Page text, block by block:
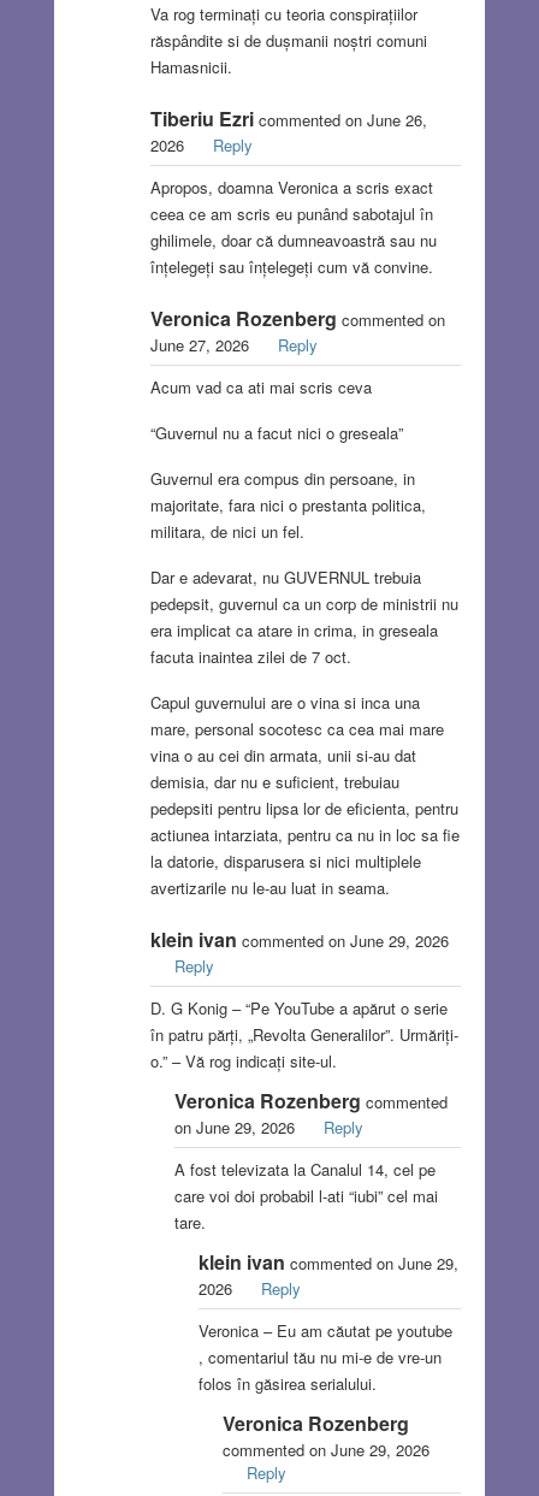
Va rog terminați cu teoria conspirațiilor
răspândite si de dușmanii noștri comuni
Hamasnicii.
Tiberiu Ezricommented on June 26,
2026
Reply
Apropos, doamna Veronica a scris exact
ceea ce am scris eu punând sabotajul în
ghilimele, doar că dumneavoastră sau nu
înțelegeți sau înțelegeți cum vă convine.
Veronica Rozenberg commented on
June 27, 2026
Reply
Acum vad ca ati mai scris ceva
“Guvernul nu a facut nici o greseala”
Guvernul era compus din persoane, in
majoritate, fara nici o prestanta politica,
militara, de nici un fel.
Dar e adevarat, nu GUVERNUL trebuia
pedepsit, guvernul ca un corp de ministrii nu
era implicat ca atare in crima, in greseala
facuta inaintea zilei de 7 oct.
Capul guvernului are o vina si inca una
mare, personal socotesc ca cea mai mare
vina o au cei din armata, unii si-au dat
demisia, dar nu e suficient, trebuiau
pedepsiti pentru lipsa lor de eficienta, pentru
actiunea intarziata, pentru ca nu in loc sa fie
la datorie, disparusera si nici multiplele
avertizarile nu le-au luat in seama.
klein ivan commented on June 29, 2026
Reply
D. G Konig – “Pe YouTube a apărut o serie
în patru părți, „Revolta Generalilor”. Urmăriți-
o.” – Vă rog indicați site-ul.
Veronica Rozenberg commented
on June 29, 2026
Reply
A fost televizata la Canalul 14, cel pe
care voi doi probabil l-ati “iubi” cel mai
tare.
klein ivan commented on June 29,
2026
Reply
Veronica – Eu am căutat pe youtube
, comentariul tău nu mi-e de vre-un
folos în găsirea serialului.
Veronica Rozenberg
commented on June 29, 2026
Reply